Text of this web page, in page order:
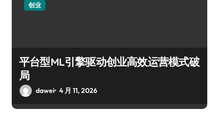
创业
平台型ML引擎驱动创业高效运营模式破
局
dawei 4 月 11, 2026